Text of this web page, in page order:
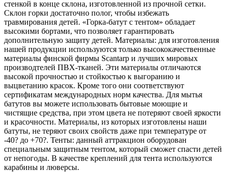
стенкой в конце склона, изготовленной из прочной сетки.
Склон горки достаточно полог, чтобы избежать
травмирования детей. «Горка-батут с тентом» обладает
высокими бортами, что позволяет гарантировать
дополнительную защиту детей. Материалы: для изготовления
нашей продукции используются только высококачественные
материалы финской фирмы Scantarp и лучших мировых
производтелей ПВХ-тканей. Эти материалы отличаются
высокой прочностью и стойкостью к выгоранию и
выцветанию красок. Кроме того они соответствуют
сертификатам международных норм качества. Для мытья
батутов вы можете использовать бытовые моющие и
чистящие средства, при этом цвета не потеряют своей яркости
и красочности. Материалы, из которых изготовлены наши
батуты, не теряют своих свойств даже при температуре от
-40? до +70?. Тенты: данный аттракцион оборудован
специальным защитным тентом, который сможет спасти детей
от непогоды. В качестве креплений для тента используются
карабины и люверсы.